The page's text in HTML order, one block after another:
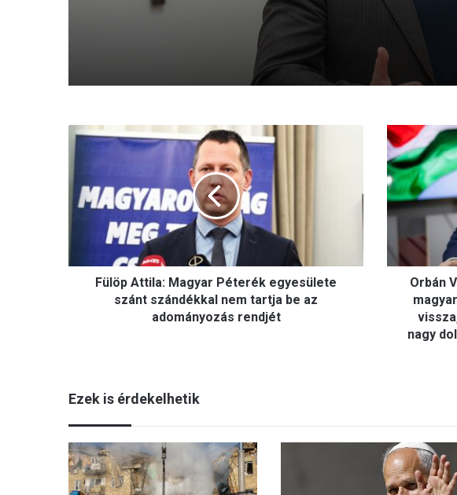
ö
i
a
P
é
t
e
Fülöp Attila: Magyar Péterék egyesülete
szánt szándékkal nem tartja be az
adományozás rendjét
O
r
b
á
n
V
k
t
y
a
n
é
Orbán
nagy
Ezek is érdekelhetik